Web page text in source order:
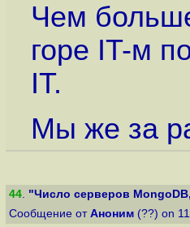
Чем
горе IT-м
IT.
Мы же за
44. "Число серверов
Сообщение от Аноним (??) on